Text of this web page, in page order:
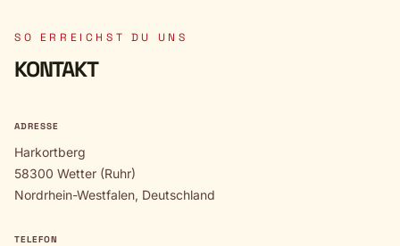
SO ERREICHST DU UNS
KONTAKT
ADRESSE
Harkortberg
58300 Wetter (Ruhr)
Nordrhein-Westfalen, Deutschland
TELEFON